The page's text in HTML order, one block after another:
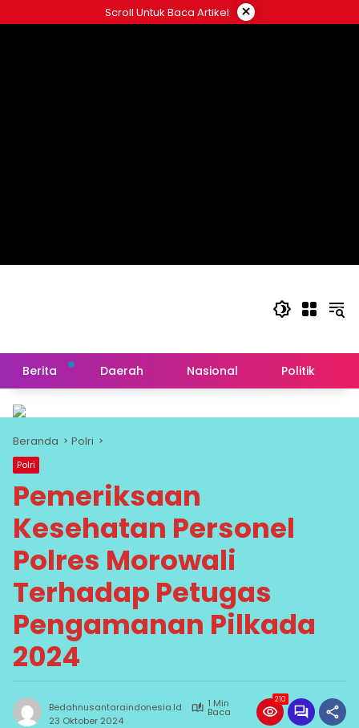
ke
Scroll Untuk Baca Artikel ×
Berita Daerah Nasional Politik
Beranda Polri
Polri
Pemeriksaan
Kesehatan Personel
Polres Morowali
Terhadap Petugas
Pengamanan Pilkada
2024
Bedahnusantaraindonesia.id 1 Min
Baca
23 Oktober 2024
210